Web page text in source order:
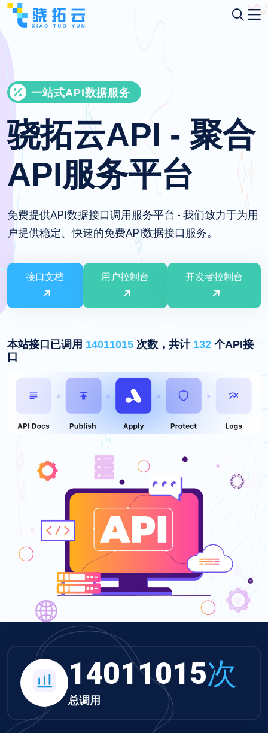
一站式API数据服务
骁拓云API - 聚合
API服务平台
免费提供API数据接口调用服务平台 - 我们致力于为用
户提供稳定、快速的免费API数据接口服务。
接口文档 用户控制台 开发者控制台
本站接口已调用 14011015 次数，共计 132 个API接
口
14011015次
总调用